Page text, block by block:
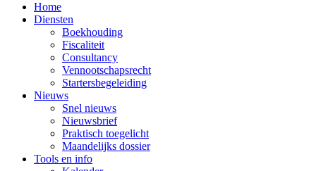
Home
Diensten
Boekhouding
Fiscaliteit
Consultancy
Vennootschapsrecht
Startersbegeleiding
Nieuws
Snel nieuws
Nieuwsbrief
Praktisch toegelicht
Maandelijks dossier
Tools en info